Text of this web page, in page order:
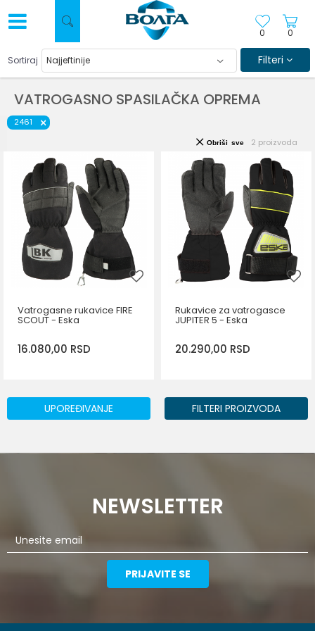
0
0
VATROGASNO SPASILAČKA OPREMA
Sortiraj Filteri
2461
2 proizvoda
Obriši sve
Vatrogasne rukavice FIRE
SCOUT - Eska
16.080,00 RSD
Veličina DODAJ U KORPU
Rukavice za vatrogasce
JUPITER 5 - Eska
20.290,00 RSD
Veličina DODAJ U KORPU
UPOREĐIVANJE FILTERI PROIZVODA
NEWSLETTER
PRIJAVITE SE